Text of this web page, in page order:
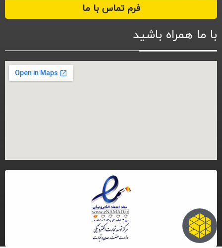
فرم تماس با ما
با ما همراه باشید